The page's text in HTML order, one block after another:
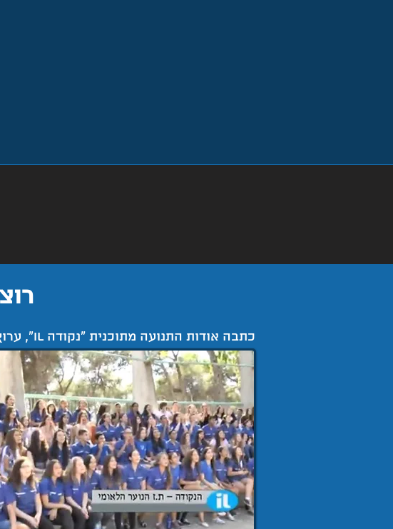
כתבה אודות התנועה מתוכנית "נקודה il", ערוץ 10